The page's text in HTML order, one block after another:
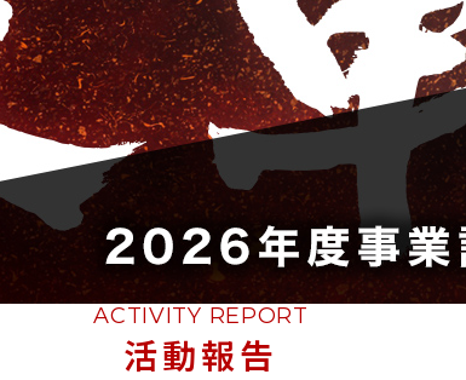
ACTIVITY REPORT
活動報告